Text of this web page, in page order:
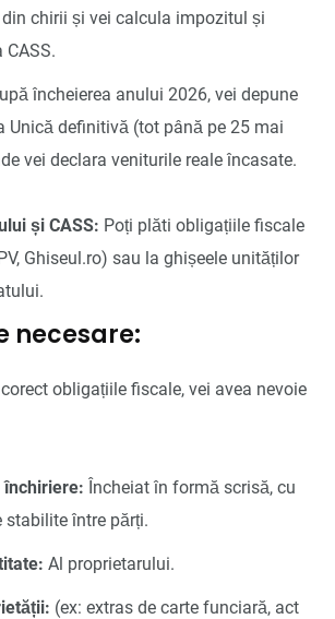
chirii și vei calcula impozitul și
CASS.
încheierea anului 2026, vei depune
Unică definitivă (tot până pe 25 mai
vei declara veniturile reale încasate.
și CASS: Poți plăti obligațiile fiscale
Ghiseul.ro) sau la ghișeele unităților
necesare:
obligațiile fiscale, vei avea nevoie
închiriere: Încheiat în formă scrisă, cu
stabilite între părți.
Al proprietarului.
(ex: extras de carte funciară, act